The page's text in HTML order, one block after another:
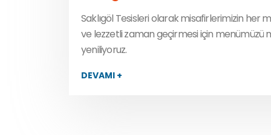
Saklıgöl Tesisleri olarak misafirlerimizin her
ve lezzetli zaman geçirmesi için menümüzü
yeniliyoruz.
DEVAMI +